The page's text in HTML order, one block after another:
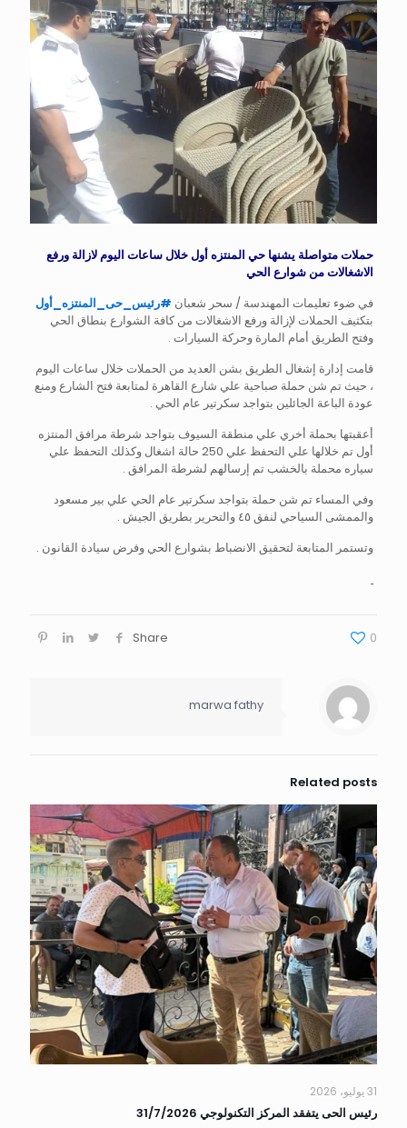
حملات متواصلة يشنها حي المنتزه أول خلال ساعات اليوم لازالة ورفع
الاشغالات من شوارع الحي
في ضوء تعليمات المهندسة / سحر شعبان #رئيس_حى_المنتزه_أول
بتكثيف الحملات لإزالة ورفع الاشغالات من كافة الشوارع بنطاق الحي
وفتح الطريق أمام المارة وحركة السيارات .
قامت إدارة إشغال الطريق بشن العديد من الحملات خلال ساعات اليوم
، حيث تم شن حملة صباحية علي شارع القاهرة لمتابعة فتح الشارع ومنع
عودة الباعة الجائلين بتواجد سكرتير عام الحي .
أعقبتها بحملة أخري علي منطقة السيوف بتواجد شرطة مرافق المنتزه
أول تم خلالها علي التحفظ علي 250 حالة اشغال وكذلك التحفظ علي
سياره محملة بالخشب تم إرسالهم لشرطة المرافق .
وفي المساء تم شن حملة بتواجد سكرتير عام الحي علي بير مسعود
والممشى السياحي لنفق ٤٥ والتحرير بطريق الجيش .
وتستمر المتابعة لتحقيق الانضباط بشوارع الحي وفرض سيادة القانون .
Share 0
marwa fathy
Related posts
31 يوليو، 2026
رئيس الحى يتفقد المركز التكنولوجي 31/7/2026